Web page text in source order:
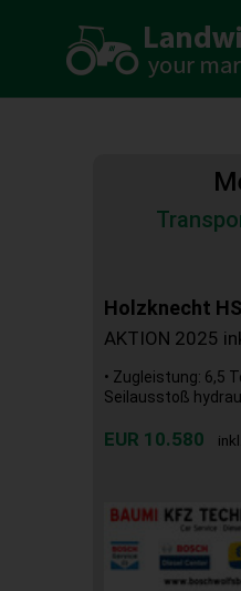
Holzknecht
AKTION 2025
• Zugleistung: 6,5
Seilausstoß
EUR 10.580